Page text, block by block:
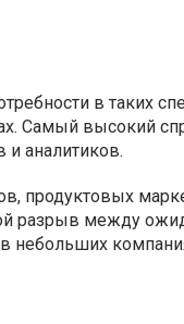
в таких
Самый высокий
и аналитиков.
продуктовых
разрыв между
небольших